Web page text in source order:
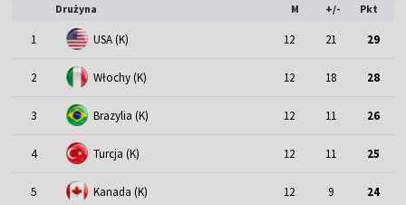
Drużyna M +/- Pkt
1 USA (K) 12 21 29
2 Włochy (K) 12 18 28
3 Brazylia (K) 12 11 26
4 Turcja (K) 12 11 25
5 Kanada (K) 12 9 24